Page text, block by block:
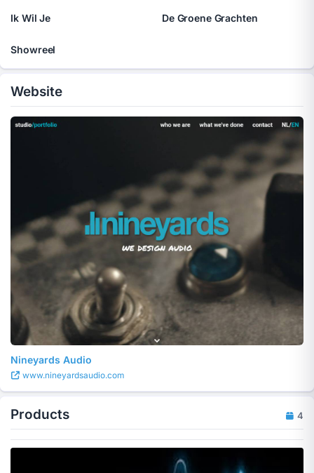
Ik Wil Je De Groene Grachten
Showreel
Website
Nineyards Audio
www.nineyardsaudio.com
Products 4